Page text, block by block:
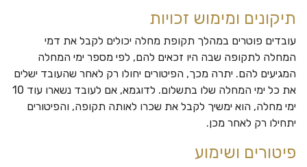
תיקונים ומימוש זכויות
עובדים פוטרים במהלך תקופת מחלה יכולים לקבל את דמי
המחלה לתקופה שבה היו זכאים להם, לפי מספר ימי המחלה
המגיעים להם. יתרה מכך, הפיטורים יחולו רק לאחר שהעובד ישלים
את כל ימי המחלה שלו בתשלום. לדוגמא, אם לעובד נשארו עוד 10
ימי מחלה, הוא ימשיך לקבל את שכרו לאותה תקופה, והפיטורים
יתחילו רק לאחר מכן.
פיטורים ושימוע